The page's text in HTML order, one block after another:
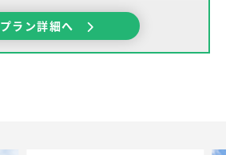
プラン詳細へ